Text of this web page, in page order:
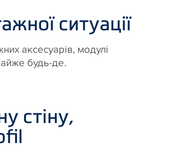
ситуації
аксесуарів, модулі
будь-де.
стіну,